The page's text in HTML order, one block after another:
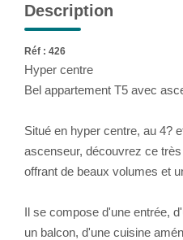
Description
Réf : 426
Hyper centre
Bel appartement T5 avec
Situé en hyper centre, au 4?
ascenseur, découvrez ce
offrant de beaux volumes et
Il se compose d'une entrée,
un balcon, d'une cuisine